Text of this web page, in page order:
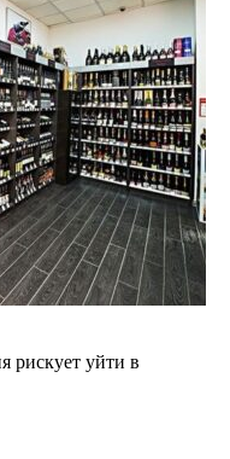
рискует уйти в